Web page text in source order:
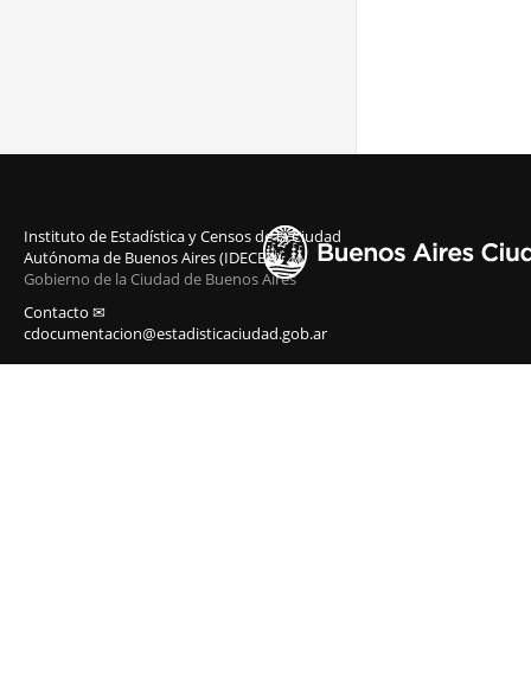
Instituto de Estadística y Censos de la Ciudad
Autónoma de Buenos Aires (IDECBA)
Gobierno de la Ciudad de Buenos Aires
Contacto ✉
cdocumentacion@estadisticaciudad.gob.ar